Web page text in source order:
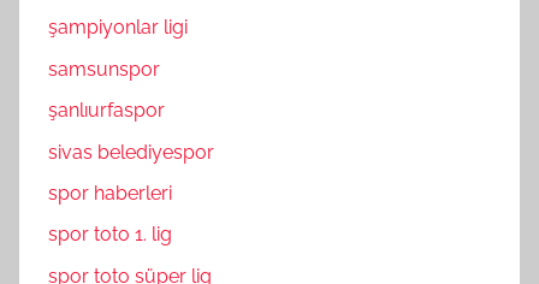
şampiyonlar ligi
samsunspor
şanlıurfaspor
sivas belediyespor
spor haberleri
spor toto 1. lig
spor toto süper lig